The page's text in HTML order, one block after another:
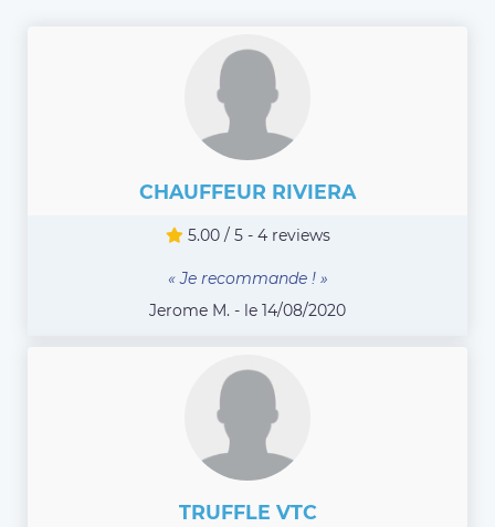
CHAUFFEUR RIVIERA
5.00 / 5 - 4 reviews
« Je recommande ! »
Jerome M. - le 14/08/2020
TRUFFLE VTC